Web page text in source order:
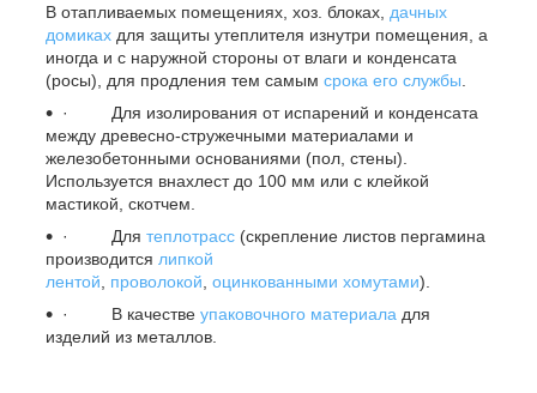
В отапливаемых помещениях, хоз. блоках, дачных
домиках для защиты утеплителя изнутри помещения, а
иногда и с наружной стороны от влаги и конденсата
(росы), для продления тем самым срока его службы
· Для изолирования от испарений и конденсата
между древесно-стружечными материалами и
железобетонными основаниями (пол, стены).
Используется внахлест до 100 мм или с клейкой
мастикой, скотчем.
· Для теплотрасс (скрепление листов пергамина
производится липкой
лентой
проволокой оцинкованными хомутами).
· В качестве упаковочного материала для
изделий из металлов.